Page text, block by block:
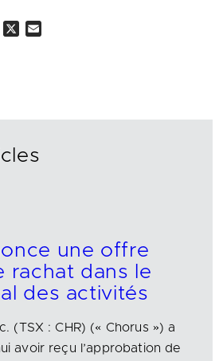
une offre
rachat dans le
des activités
(TSX : CHR) (« Chorus ») a
avoir reçu l’approbation de